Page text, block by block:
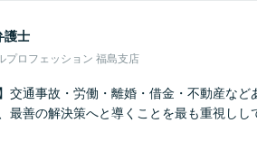
護士
プロフェッション 福島支店
交通事故・労働・離婚・借金・不動産な
最善の解決策へと導くことを最も重視し